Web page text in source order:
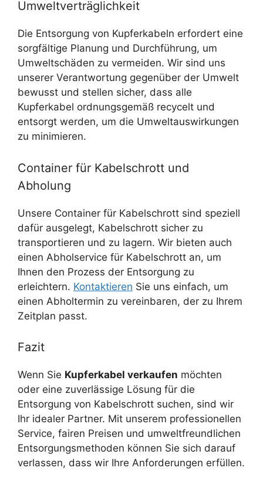
Umweltverträglichkeit
Die Entsorgung von Kupferkabeln erfordert eine
sorgfältige Planung und Durchführung, um
Umweltschäden zu vermeiden. Wir sind uns
unserer Verantwortung gegenüber der Umwelt
bewusst und stellen sicher, dass alle
Kupferkabel ordnungsgemäß recycelt und
entsorgt werden, um die Umweltauswirkungen
zu minimieren.
Container für Kabelschrott und
Abholung
Unsere Container für Kabelschrott sind speziell
dafür ausgelegt, Kabelschrott sicher zu
transportieren und zu lagern. Wir bieten auch
einen Abholservice für Kabelschrott an, um
Ihnen den Prozess der Entsorgung zu
erleichtern. Kontaktieren Sie uns einfach, um
einen Abholtermin zu vereinbaren, der zu Ihrem
Zeitplan passt.
Fazit
Wenn Sie Kupferkabel verkaufen möchten
oder eine zuverlässige Lösung für die
Entsorgung von Kabelschrott suchen, sind wir
Ihr idealer Partner. Mit unserem professionellen
Service, fairen Preisen und umweltfreundlichen
Entsorgungsmethoden können Sie sich darauf
verlassen, dass wir Ihre Anforderungen erfüllen.